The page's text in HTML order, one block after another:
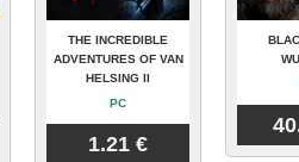
THE INCREDIBLE
ADVENTURES OF VAN
HELSING II
PC
1.21 €